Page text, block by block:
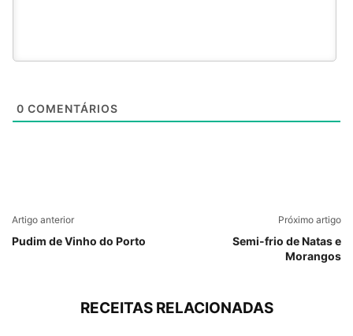
0 COMENTÁRIOS
Artigo anterior
Pudim de Vinho do Porto
Próximo artigo
Semi-frio de Natas e
Morangos
RECEITAS RELACIONADAS